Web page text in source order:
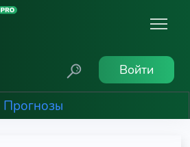
Войти
Прогнозы